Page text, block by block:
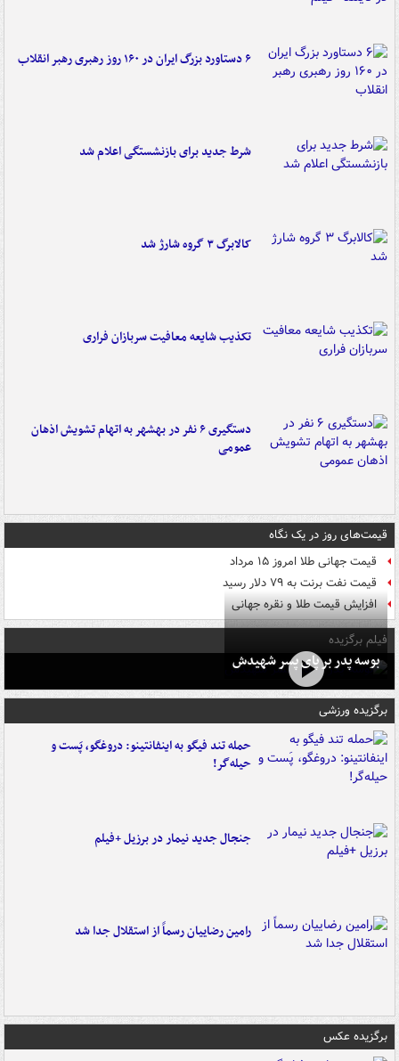
۶ دستاورد بزرگ ایران در ۱۶۰ روز رهبری رهبر انقلاب
شرط جدید برای بازنشستگی اعلام شد
کالابرگ ۳ گروه شارژ شد
تکذیب شایعه معافیت سربازان فراری
دستگیری ۶ نفر در بهشهر به اتهام تشویش اذهان
عمومی
قیمت‌های روز در یک نگاه
قیمت جهانی طلا امروز ۱۵ مرداد
قیمت نفت برنت به ۷۹ دلار رسید
افزایش قیمت طلا و نقره جهانی
فیلم برگزیده
بوسه‌ پدر بر پای پسر شهیدش
برگزیده ورزشی
حمله تند فیگو به اینفانتینو: دروغگو، پَست‌ و
حیله‌گر!
جنجال جدید نیمار در برزیل +فیلم
رامین رضاییان رسماً از استقلال جدا شد
برگزیده عکس